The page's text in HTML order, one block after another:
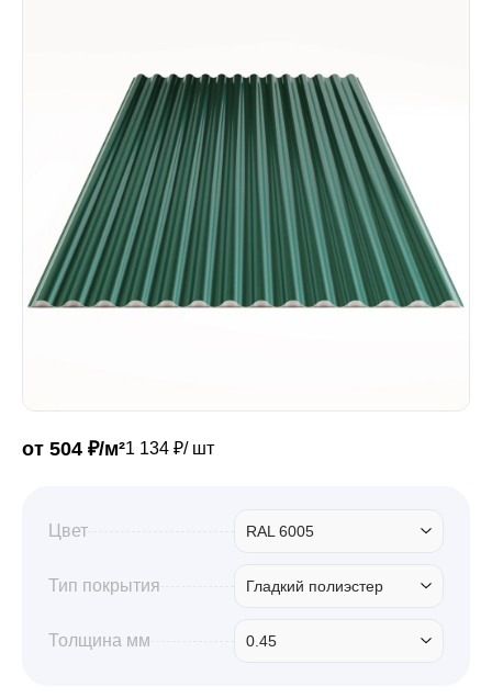
Сваи винтовые
Забор
Кровля
Профили для гипсокартона
от 504 ₽/м²1 134 ₽/ шт
Цвет RAL 6005
Тип покрытия Гладкий полиэстер
Толщина мм 0.45